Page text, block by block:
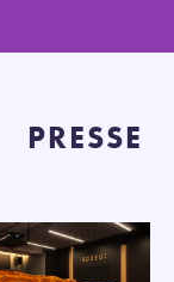
PRESSE